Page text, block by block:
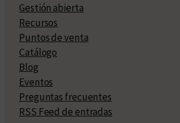
Gestión abierta
Recursos
Puntos de venta
Catálogo
Blog
Eventos
Preguntas frecuentes
RSS Feed de entradas